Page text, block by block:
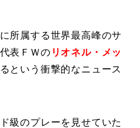
所属する世界最高峰のサ
表ＦＷの リオネル・メッ
という衝撃的なニュース
級のプレーを見せていた